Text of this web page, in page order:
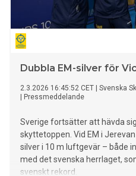
Dubbla EM-silver för
2.3.2026 16:45:52 CET
Svenska
Pressmeddelande
Sverige fortsätter att hävda
skyttetoppen. Vid EM i
silver i 10 m luftgevär – både
med det svenska herrlaget,
svenskt rekord.